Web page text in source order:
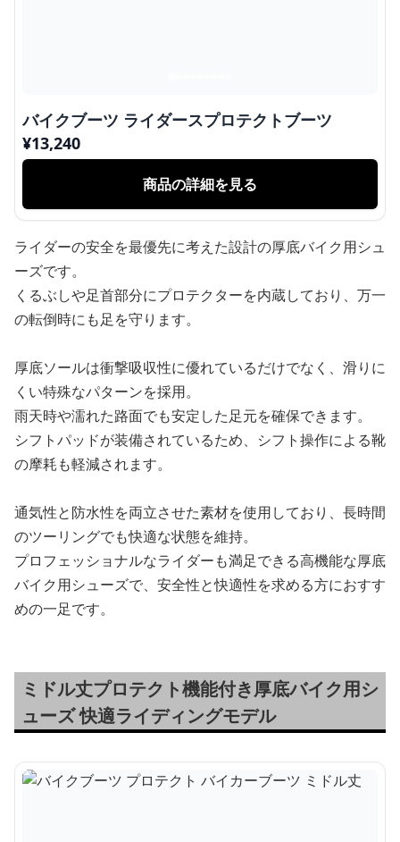
バイクブーツ ライダースプロテクトブーツ
¥13,240
商品の詳細を見る
ライダーの安全を最優先に考えた設計の厚底バイク用シュ
ーズです。
くるぶしや足首部分にプロテクターを内蔵しており、万一
の転倒時にも足を守ります。
厚底ソールは衝撃吸収性に優れているだけでなく、滑りに
くい特殊なパターンを採用。
雨天時や濡れた路面でも安定した足元を確保できます。
シフトパッドが装備されているため、シフト操作による靴
の摩耗も軽減されます。
通気性と防水性を両立させた素材を使用しており、長時間
のツーリングでも快適な状態を維持。
プロフェッショナルなライダーも満足できる高機能な厚底
バイク用シューズで、安全性と快適性を求める方におすす
めの一足です。
ミドル丈プロテクト機能付き厚底バイク用シ
ューズ 快適ライディングモデル